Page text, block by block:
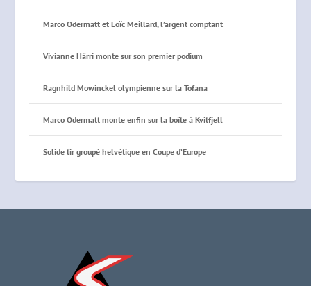
Marco Odermatt et Loïc Meillard, l’argent comptant
Vivianne Härri monte sur son premier podium
Ragnhild Mowinckel olympienne sur la Tofana
Marco Odermatt monte enfin sur la boîte à Kvitfjell
Solide tir groupé helvétique en Coupe d’Europe